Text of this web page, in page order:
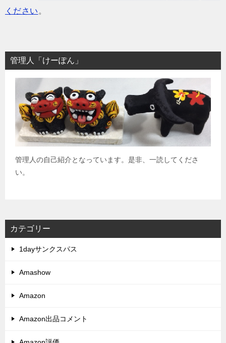
ください 。
管理人「けーぽん」
管理人の自己紹介となっています。是非、一読してくださ
い。
カテゴリー
1dayサンクスパス
Amashow
Amazon
Amazon出品コメント